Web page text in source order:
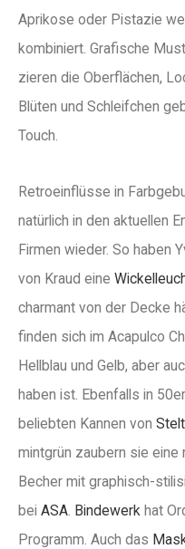
Aprikose oder Pistazie
kombiniert. Grafische
zieren die Oberflächen,
Blüten und Schleifchen
Touch.
Retroeinflüsse in
natürlich in den aktuellen
Firmen wieder. So haben
von Kraud eine
charmant von der Decke
finden sich im Acapulco
Hellblau und Gelb, aber
haben ist. Ebenfalls in
beliebten Kannen von
mintgrün zaubern sie
Becher mit graphisch-
bei ASA. Bindewerk hat
Programm. Auch das